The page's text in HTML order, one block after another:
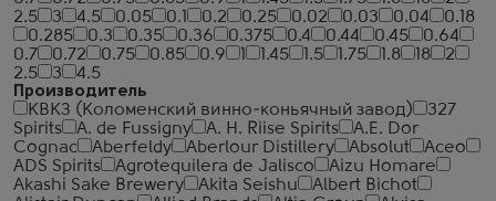
2.5
3 4.5 0.05 0.1 0.2 0.25 0.02 0.03 0.04
0.18
0.285
0.3 0.35 0.36 0.375 0.4 0.44 0.45
0.64
0.7
0.72 0.75 0.85 0.9 1.45 1.5 1.75 1.8 18
2
2.5
3
4.5
Производитель
КВКЗ (Коломенский винно-коньячный завод)
327
Spirits
A. de Fussigny A. H. Riise Spirits
A.E. Dor
Cognac
Aberfeldy Aberlour Distillery Absolut
Aceo
ADS Spirits
Agrotequilera de Jalisco
Aizu Homare
Akashi Sake Brewery
Akita Seishu
Albert Bichot